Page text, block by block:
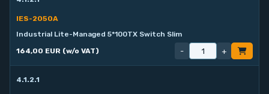
IES-2050A
Industrial Lite-Managed 5*100TX Switch Slim
164,00 EUR (w/o VAT)
- +
4.1.2.1